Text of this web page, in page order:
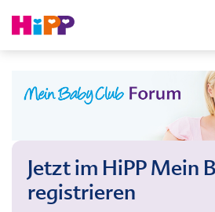
Jetzt im HiPP Mein
registrieren